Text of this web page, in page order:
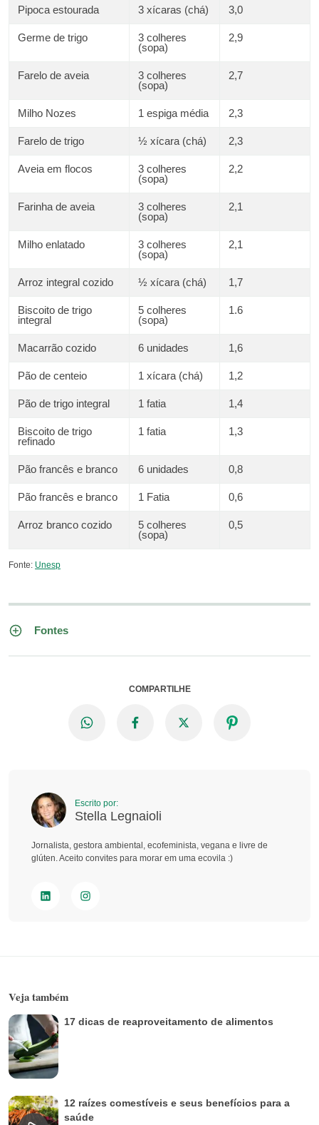
Pipoca estourada 3 xícaras (chá) 3,0
Germe de trigo
3 colheres
(sopa)
2,9
Farelo de aveia
3 colheres
(sopa)
2,7
Milho Nozes 1 espiga média 2,3
Farelo de trigo ½ xícara (chá) 2,3
Aveia em flocos
3 colheres
(sopa)
2,2
Farinha de aveia
3 colheres
(sopa)
2,1
Milho enlatado
3 colheres
(sopa)
2,1
Arroz integral cozido ½ xícara (chá) 1,7
Biscoito de trigo
integral
5 colheres
(sopa)
1.6
Macarrão cozido 6 unidades 1,6
Pão de centeio 1 xícara (chá) 1,2
Pão de trigo integral 1 fatia 1,4
Biscoito de trigo
refinado
1 fatia 1,3
Pão francês e branco 6 unidades 0,8
Pão francês e branco 1 Fatia 0,6
Arroz branco cozido
5 colheres
(sopa)
0,5
Fonte: Unesp
Fontes
COMPARTILHE
Escrito por:
Stella Legnaioli
Jornalista, gestora ambiental, ecofeminista, vegana e livre de
glúten. Aceito convites para morar em uma ecovila :)
Veja também
17 dicas de reaproveitamento de alimentos
12 raízes comestíveis e seus benefícios para a
saúde